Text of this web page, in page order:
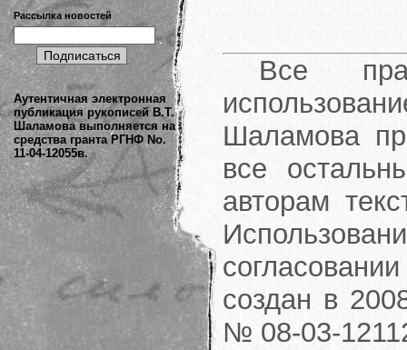
Рассылка новостей
Аутентичная электронная
публикация рукописей В.Т.
Шаламова выполняется на
средства гранта РГНФ No.
11-04-12055в.
Все
Шаламова
все
авторам
создан в
№ 08-03-